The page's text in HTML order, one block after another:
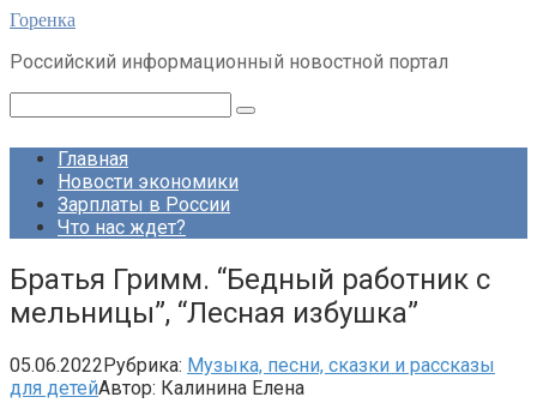
Перейти
контенту
Горенка
Российский информационный новостной портал
Главная
Новости экономики
Зарплаты в России
Что нас ждет?
Братья Гримм. “Бедный работник с
мельницы”, “Лесная избушка”
05.06.2022Рубрика: Музыка, песни, сказки и рассказы
для детейАвтор: Калинина Елена